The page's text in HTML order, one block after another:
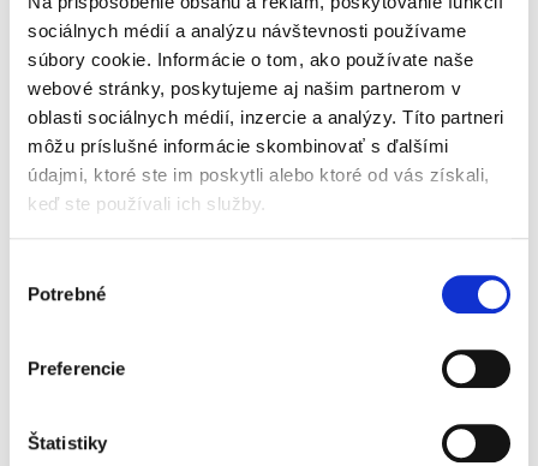
sociálnych médií a analýzu návštevnosti používame
súbory cookie. Informácie o tom, ako používate naše
webové stránky, poskytujeme aj našim partnerom v
oblasti sociálnych médií, inzercie a analýzy. Títo partneri
môžu príslušné informácie skombinovať s ďalšími
údajmi, ktoré ste im poskytli alebo ktoré od vás získali,
keď ste používali ich služby.
súhlasu
Potrebné
Preferencie
Štatistiky
Monografia pútavo spracováva drogové delikty
v právnom poriadku Slovenskej republiky a
porovnáva ich s právnou úpravou iných
členských štátov Európskej únie. Autor
zohľadňuje historické aspekty,...
Compliance a
79,00 €